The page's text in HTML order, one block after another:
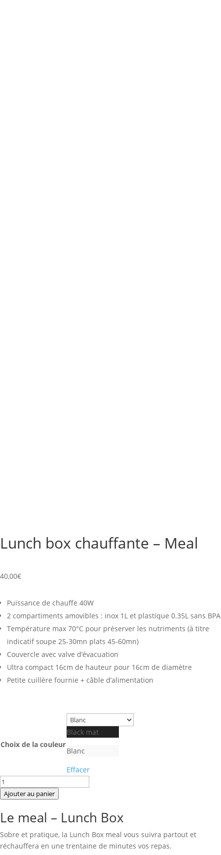
Lunch box chauffante – Meal
40,00€
Puissance de chauffe 40W
2 compartiments amovibles : inox 1L et plastique 0.35L sans BPA
Température max 70°C pour préserver les nutriments (à titre
indicatif soupe 25-30mn plats 45-60mn)
Couvercle avec valve d’évacuation
Ultra compact 16cm de hauteur pour 16cm de diamètre
Petite cuillère fournie + câble d’alimentation
Choix de la couleur
Black mat
Blanc
Effacer
quantité
de
box
-
Meal
Ajouter au panier
Le meal – Lunch Box
Sobre et pratique, la Lunch Box meal vous suivra partout et
réchauffera en une trentaine de minutes vos repas.